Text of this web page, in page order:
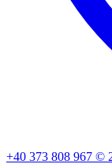
+40 373 808 967 ©